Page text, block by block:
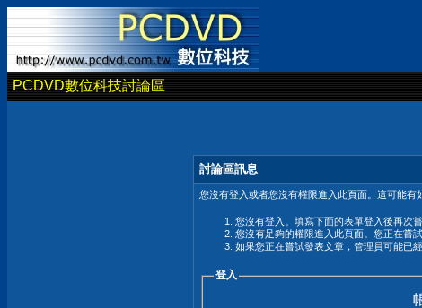
PCDVD數位科技討論區
討論區訊息
您沒有登入或者您沒有權限進入此頁面。這可能有
您沒有登入。填寫下面的表單登入後再次嘗
您沒有足夠的權限進入此頁面。您正在嘗
如果您正在嘗試發表文章，管理員可能已
登入